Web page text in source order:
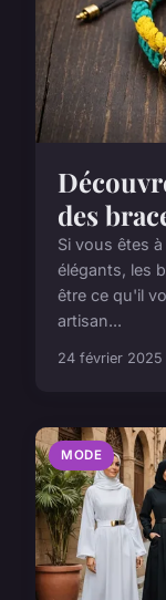
des
Si vous êtes
élégants, les
être ce qu'il
artisan...
24 février 2025
MODE